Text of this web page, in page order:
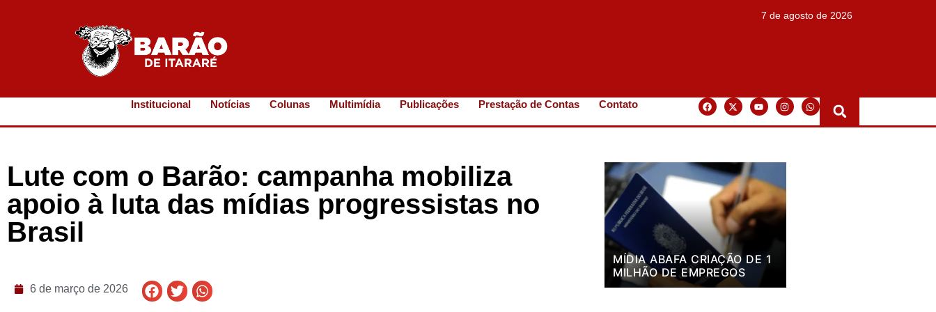
7 de agosto de 2026
Institucional Notícias Colunas Multimídia Publicações Prestação de Contas Contato
Lute com o Barão: campanha mobiliza
apoio à luta das mídias progressistas no
Brasil
6 de março de 2026
MÍDIA ABAFA CRIAÇÃO DE 1
MILHÃO DE EMPREGOS